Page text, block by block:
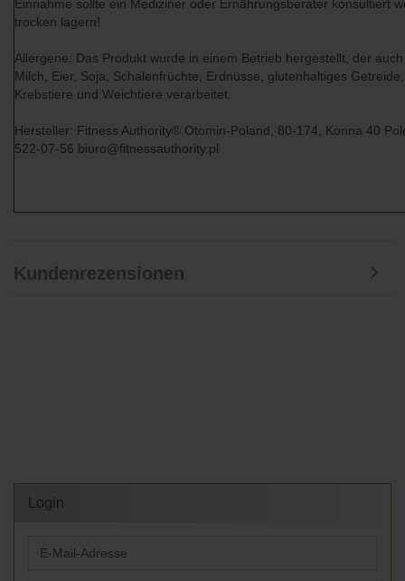
Einnahme sollte ein Mediziner oder Ernährungsberater konsultiert
trocken lagern!
Allergene: Das Produkt wurde in einem Betrieb hergestellt, der
Milch, Eier, Soja, Schalenfrüchte, Erdnüsse, glutenhaltiges
Krebstiere und Weichtiere verarbeitet.
Hersteller: Fitness Authority® Otomin-Poland, 80-174, Konna 40
522-07-56 biuro@fitnessauthority.pl
Kundenrezensionen
Login
E-